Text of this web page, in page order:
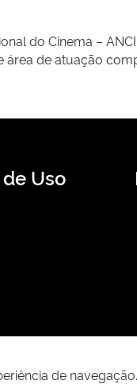
do Cinema –
de atuação
Uso
de